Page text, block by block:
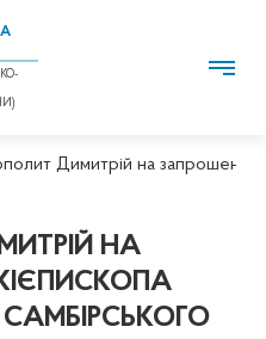
Димитрій на запрошення
НА